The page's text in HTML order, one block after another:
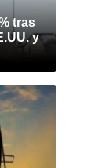
tras
y